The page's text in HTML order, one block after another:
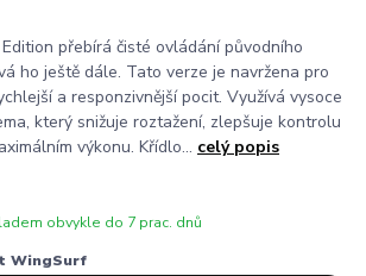
přebírá čisté ovládání původního
ho ještě dále. Tato verze je navržena pro
a responzivnější pocit. Využívá vysoce
který snižuje roztažení, zlepšuje kontrolu
výkonu. Křídlo... celý popis
obvykle do 7 prac. dnů
WingSurf